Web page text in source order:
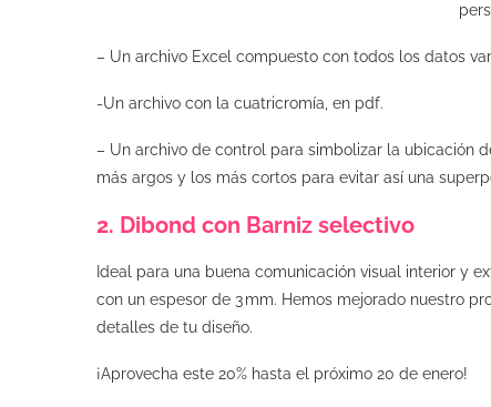
– Un archivo Excel compuesto con todos los datos
-Un archivo con la cuatricromía, en pdf.
– Un archivo de control para simbolizar la ubicación
más argos y los más cortos para evitar así una
2. Dibond con Barniz selectivo
Ideal para una buena comunicación visual interior y
con un espesor de 3 mm. Hemos mejorado nuestro
detalles de tu diseño.
¡Aprovecha este 20% hasta el próximo 20 de enero!